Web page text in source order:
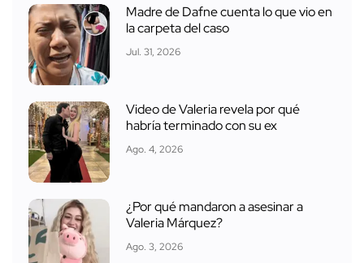
Madre de Dafne cuenta lo que vio en
la carpeta del caso
Jul. 31, 2026
Video de Valeria revela por qué
habría terminado con su ex
Ago. 4, 2026
¿Por qué mandaron a asesinar a
Valeria Márquez?
Ago. 3, 2026